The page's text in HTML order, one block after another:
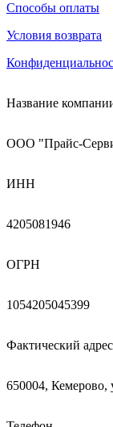
Способы оплаты
Условия возврата
Название
ООО "Прайс-
ИНН
4205081946
ОГРН
1054205045399
Фактический адрес
650004, Кемерово,